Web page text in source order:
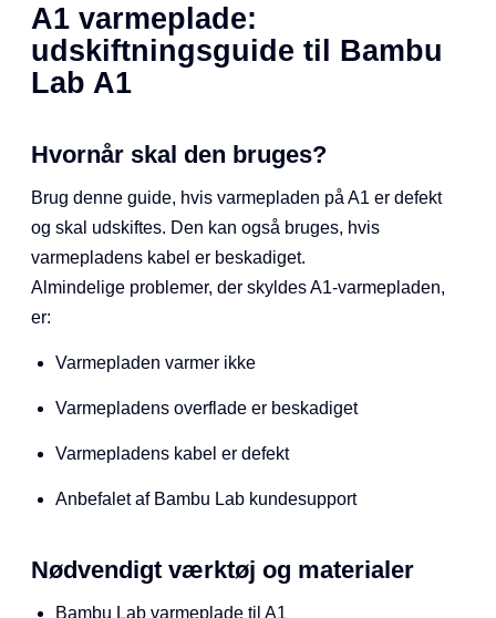
A1 varmeplade:
udskiftningsguide til Bambu
Lab A1
Hvornår skal den bruges?
Brug denne guide, hvis varmepladen på A1 er defekt
og skal udskiftes. Den kan også bruges, hvis
varmepladens kabel er beskadiget.
Almindelige problemer, der skyldes A1-varmepladen,
er:
Varmepladen varmer ikke
Varmepladens overflade er beskadiget
Varmepladens kabel er defekt
Anbefalet af Bambu Lab kundesupport
Nødvendigt værktøj og materialer
Bambu Lab varmeplade til A1